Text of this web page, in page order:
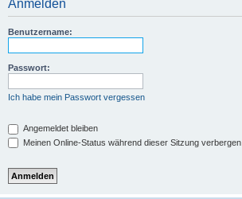
Anmelden
Benutzername:
Passwort:
Ich habe mein Passwort vergessen
Angemeldet bleiben
Meinen Online-Status während dieser Sitzung verbergen